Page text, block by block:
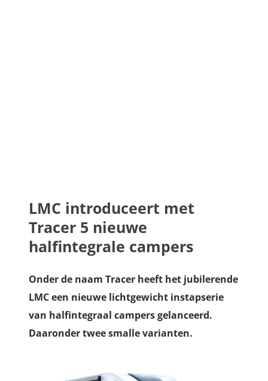
LMC introduceert met
Tracer 5 nieuwe
halfintegrale campers
Onder de naam Tracer heeft het jubilerende
LMC een nieuwe lichtgewicht instapserie
van halfintegraal campers gelanceerd.
Daaronder twee smalle varianten.